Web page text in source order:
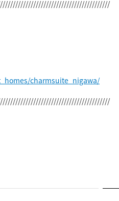
charmsuite_nigawa/